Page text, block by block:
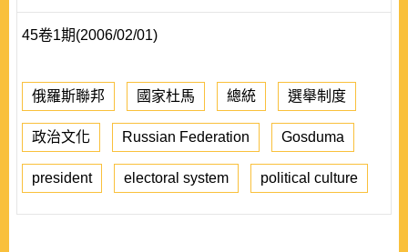
45卷1期(2006/02/01)
俄羅斯聯邦 國家杜馬 總統 選舉制度
政治文化 Russian Federation Gosduma
president electoral system political culture